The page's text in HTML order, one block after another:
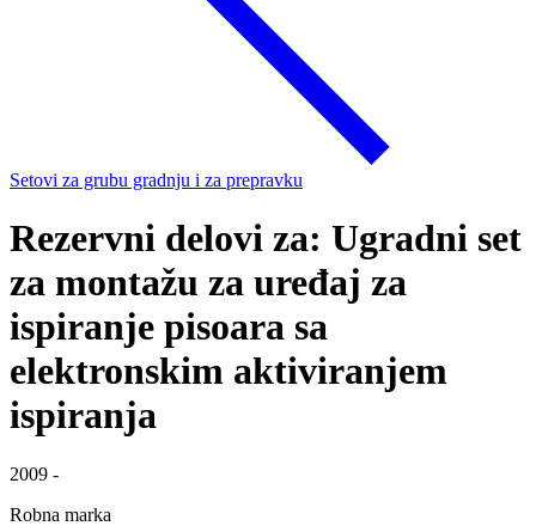
Setovi za grubu gradnju i za prepravku
Rezervni delovi za: Ugradni set
za montažu za uređaj za
ispiranje pisoara sa
elektronskim aktiviranjem
ispiranja
2009 -
Robna marka